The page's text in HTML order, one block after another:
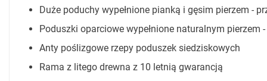
Duże poduchy wypełnione pianką i gęsim pierzem -
Poduszki oparciowe wypełnione naturalnym pierzem -
Anty poślizgowe rzepy poduszek siedziskowych
Rama z litego drewna z 10 letnią gwarancją